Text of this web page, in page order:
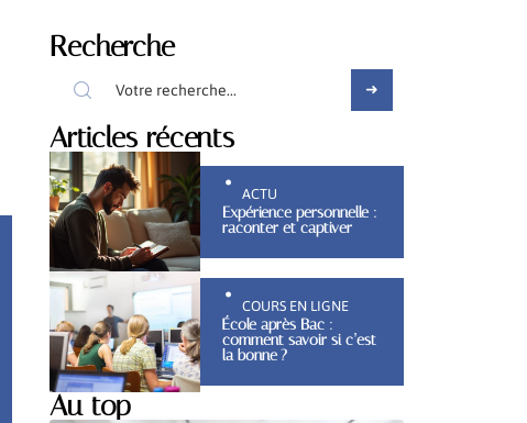
Recherche
Articles récents
ACTU
Expérience personnelle :
raconter et captiver
COURS EN LIGNE
École après Bac :
comment savoir si c’est
la bonne ?
Au top